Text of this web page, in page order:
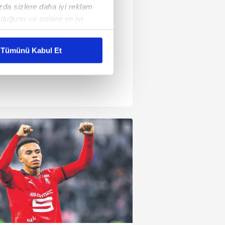
sizlere daha iyi reklam
ve sizlere en iyi
karşılamak
kullanılmaktadır. Bu
sunulması
detaylı bilgi için Ayarlar
ve sitemizde ilgili
Tümünü Kabul Et